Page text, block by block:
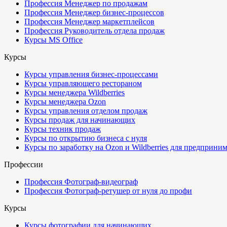
Профессия Менеджер по продажам
Профессия Менеджер бизнес-процессов
Профессия Менеджер маркетплейсов
Профессия Руководитель отдела продаж
Курсы MS Office
Курсы
Курсы управления бизнес-процессами
Курсы управляющего рестораном
Курсы менеджера Wildberries
Курсы менеджера Ozon
Курсы управления отделом продаж
Курсы продаж для начинающих
Курсы техник продаж
Курсы по открытию бизнеса с нуля
Курсы по заработку на Ozon и Wildberries для
Профессии
Профессия Фотограф-видеограф
Профессия Фотограф-ретушер от нуля до профи
Курсы
Курсы фотографии для начинающих